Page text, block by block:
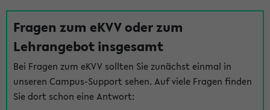
Fragen zum eKVV oder zum
Lehrangebot insgesamt
Bei Fragen zum eKVV sollten Sie zunächst einmal in
unseren Campus-Support sehen. Auf viele Fragen finden
Sie dort schon eine Antwort: